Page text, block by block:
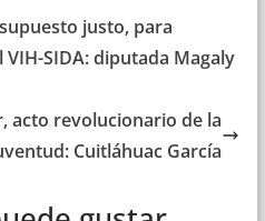
justo, para
SIDA: diputada Magaly
acto revolucionario de la
Cuitláhuac García